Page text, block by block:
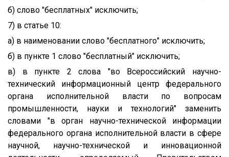
б) слово "бесплатных" исключить;
7) в статье 10:
а) в наименовании слово "бесплатного" исключить;
б) в пункте 1 слово "бесплатный" исключить;
в) в пункте 2 слова "во Всероссийский научно-
технический информационный центр федерального
органа исполнительной власти по вопросам
промышленности, науки и технологий" заменить
словами "в орган научно-технической информации
федерального органа исполнительной власти в сфере
научной, научно-технической и инновационной